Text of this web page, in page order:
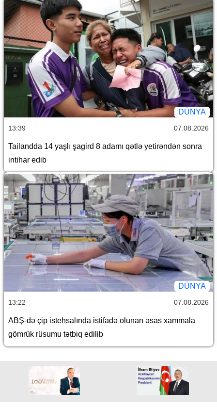
DÜNYA
13:39 07.08.2026
Tailandda 14 yaşlı şagird 8 adamı qətlə yetirəndən sonra
intihar edib
DÜNYA
13:22 07.08.2026
ABŞ-də çip istehsalında istifadə olunan əsas xammala
gömrük rüsumu tətbiq edilib